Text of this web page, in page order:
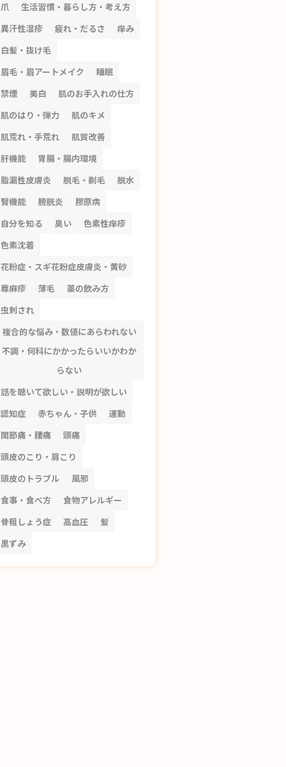
爪
生活習慣・暮らし方・考え方
異汗性湿疹
疲れ・だるさ
痒み
白髪・抜け毛
眉毛・眉アートメイク
睡眠
禁煙
美白
肌のお手入れの仕方
肌のはり・弾力
肌のキメ
肌荒れ・手荒れ
肌質改善
肝機能
胃腸・腸内環境
脂漏性皮膚炎
脱毛・剃毛
脱水
腎機能
膀胱炎
膠原病
自分を知る
臭い
色素性痒疹
色素沈着
花粉症・スギ花粉症皮膚炎・黄砂
蕁麻疹
薄毛
薬の飲み方
虫刺され
複合的な悩み・数値にあらわれない
不調・何科にかかったらいいかわか
らない
話を聴いて欲しい・説明が欲しい
認知症
赤ちゃん・子供
運動
関節痛・腰痛
頭痛
頭皮のこり・肩こり
頭皮のトラブル
風邪
食事・食べ方
食物アレルギー
骨粗しょう症
高血圧
髪
黒ずみ